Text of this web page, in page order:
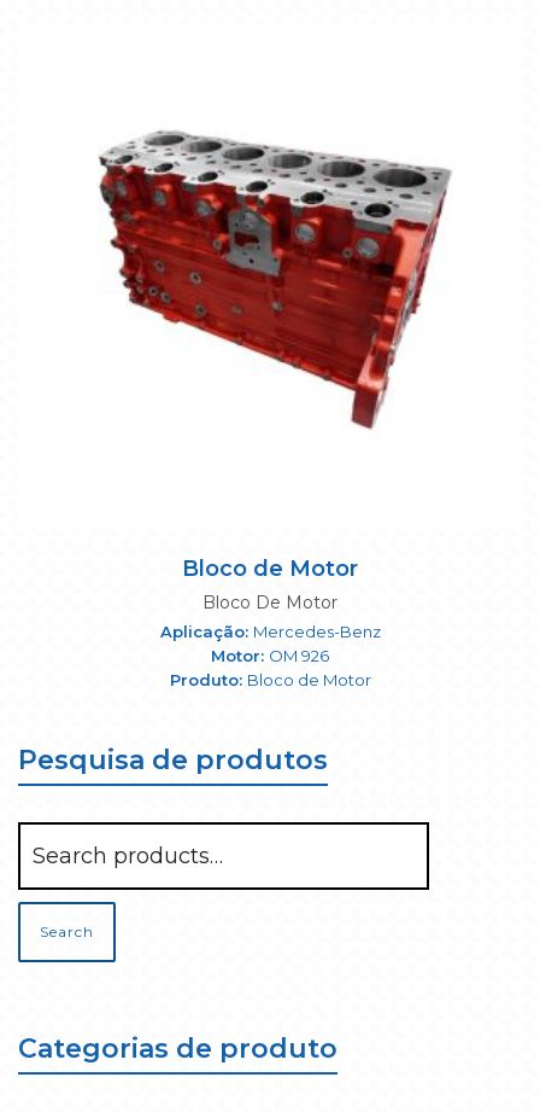
Bloco de Motor
Bloco De Motor
Mercedes-Benz
OM 926
Bloco de Motor
Pesquisa de produtos
Search
Categorias de produto